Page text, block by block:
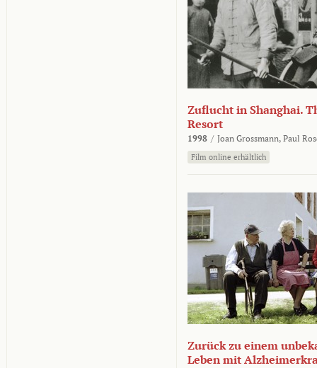
Zuflucht in Shanghai.
Resort
1998 / Joan Grossmann, Paul
Film online erhältlich
Zurück zu einem
Leben mit